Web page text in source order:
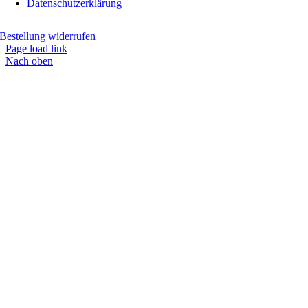
Datenschutzerklärung
Bestellung widerrufen
Page load link
Nach oben